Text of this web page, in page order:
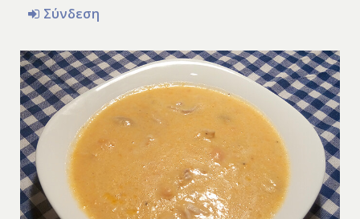
Σύνδεση